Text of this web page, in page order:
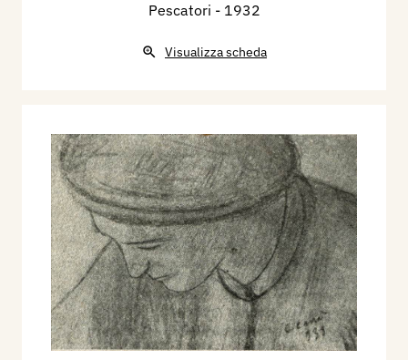
Pescatori - 1932
Visualizza scheda